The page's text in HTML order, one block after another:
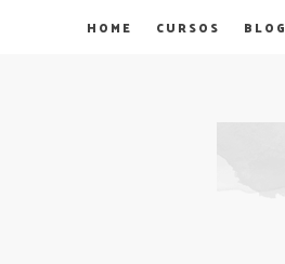
HOME CURSOS BLOG